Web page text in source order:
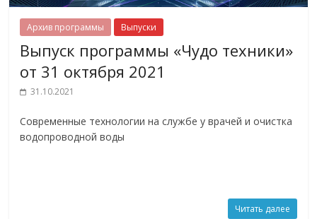
Архив программы Выпуски
Выпуск программы «Чудо техники»
от 31 октября 2021
31.10.2021
Современные технологии на службе у врачей и очистка
водопроводной воды
Читать далее